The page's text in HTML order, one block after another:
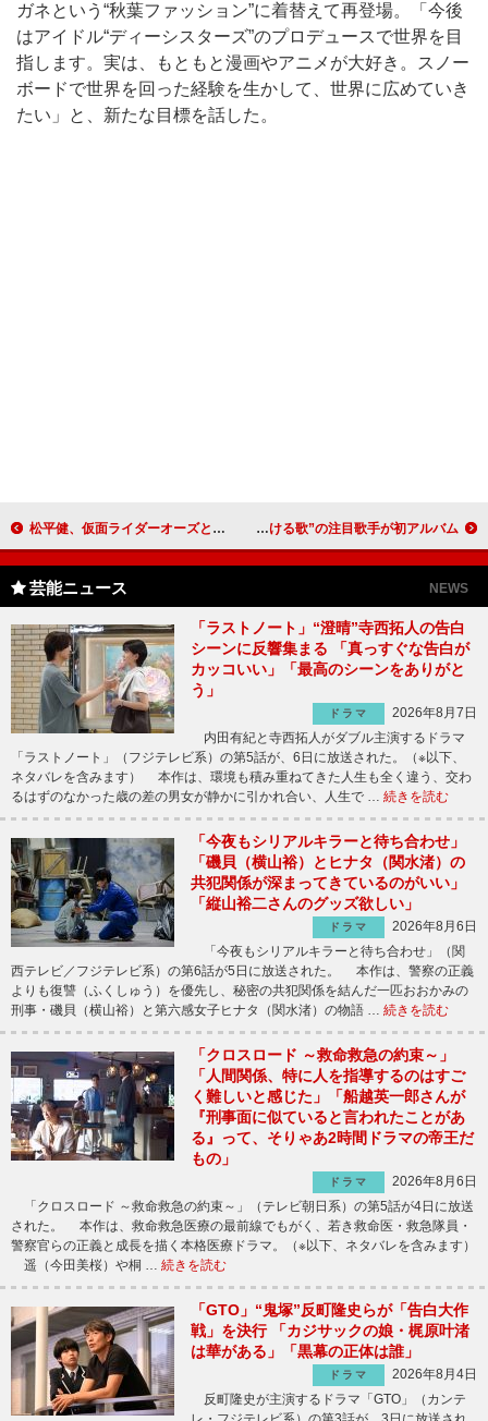
ガネという“秋葉ファッション”に着替えて再登場。「今後
はアイドル“ディーシスターズ”のプロデュースで世界を目
指します。実は、もともと漫画やアニメが大好き。スノー
ボードで世界を回った経験を生かして、世界に広めていき
たい」と、新たな目標を話した。
松平健、仮面ライダーオーズとマツケンサンバ おねえキャラ・真島茂樹さんとのコンビ復活 成底ゆう子、「夢は紅白歌合戦に出ること」 “誰も知らない泣ける歌”の注目歌手が初アルバム
芸能ニュース NEWS
「ラストノート」“澄晴”寺西拓人の告白
シーンに反響集まる 「真っすぐな告白が
カッコいい」「最高のシーンをありがと
う」
ドラマ
2026年8月7日
内田有紀と寺西拓人がダブル主演するドラマ
「ラストノート」（フジテレビ系）の第5話が、6日に放送された。（※以下、
ネタバレを含みます） 本作は、環境も積み重ねてきた人生も全く違う、交わ
るはずのなかった歳の差の男女が静かに引かれ合い、人生で … 続きを読む
「今夜もシリアルキラーと待ち合わせ」
「磯貝（横山裕）とヒナタ（関水渚）の
共犯関係が深まってきているのがいい」
「縦山裕二さんのグッズ欲しい」
ドラマ
2026年8月6日
「今夜もシリアルキラーと待ち合わせ」（関
西テレビ／フジテレビ系）の第6話が5日に放送された。 本作は、警察の正義
よりも復讐（ふくしゅう）を優先し、秘密の共犯関係を結んだ一匹おおかみの
刑事・磯貝（横山裕）と第六感女子ヒナタ（関水渚）の物語 … 続きを読む
「クロスロード ～救命救急の約束～」
「人間関係、特に人を指導するのはすご
く難しいと感じた」「船越英一郎さんが
『刑事面に似ていると言われたことがあ
る』って、そりゃあ2時間ドラマの帝王だ
もの」
ドラマ
2026年8月6日
「クロスロード ～救命救急の約束～」（テレビ朝日系）の第5話が4日に放送
された。 本作は、救命救急医療の最前線でもがく、若き救命医・救急隊員・
警察官らの正義と成長を描く本格医療ドラマ。（※以下、ネタバレを含みます）
遥（今田美桜）や桐 … 続きを読む
「GTO」“鬼塚”反町隆史らが「告白大作
戦」を決行 「カジサックの娘・梶原叶渚
は華がある」「黒幕の正体は誰」
ドラマ
2026年8月4日
反町隆史が主演するドラマ「GTO」（カンテ